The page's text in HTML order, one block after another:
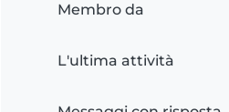
Membro da
L'ultima attività